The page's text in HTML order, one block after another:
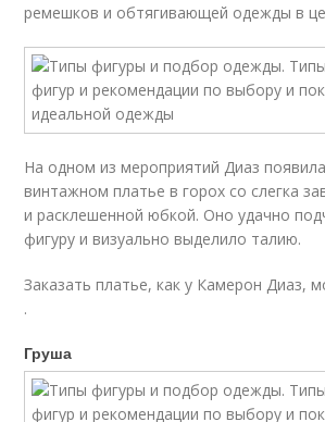
ремешков и обтягивающей одежды в
На одном из мероприятий Диаз
винтажном платье в горох со слегка
и расклешенной юбкой. Оно удачно
фигуру и визуально выделило талию.
Заказать платье, как у Камерон Диаз,
.
Груша